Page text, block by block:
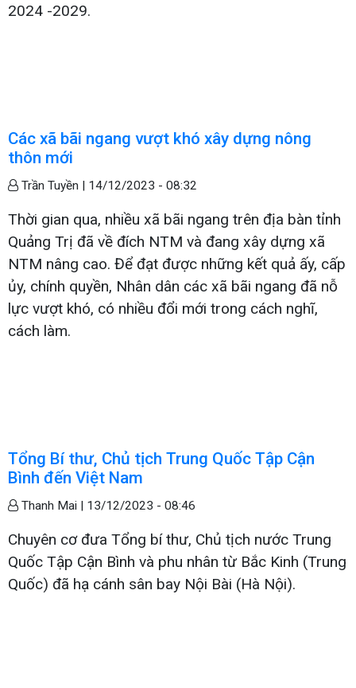
2024 -2029.
Các xã bãi ngang vượt khó xây dựng nông
thôn mới
Trần Tuyền | 14/12/2023 - 08:32
Thời gian qua, nhiều xã bãi ngang trên địa bàn tỉnh
Quảng Trị đã về đích NTM và đang xây dựng xã
NTM nâng cao. Để đạt được những kết quả ấy, cấp
ủy, chính quyền, Nhân dân các xã bãi ngang đã nỗ
lực vượt khó, có nhiều đổi mới trong cách nghĩ,
cách làm.
Tổng Bí thư, Chủ tịch Trung Quốc Tập Cận
Bình đến Việt Nam
Thanh Mai | 13/12/2023 - 08:46
Chuyên cơ đưa Tổng bí thư, Chủ tịch nước Trung
Quốc Tập Cận Bình và phu nhân từ Bắc Kinh (Trung
Quốc) đã hạ cánh sân bay Nội Bài (Hà Nội).